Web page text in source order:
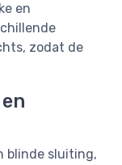
en
zodat de
blinde sluiting,